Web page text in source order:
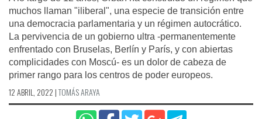
muchos llaman "iliberal", una especie de transición entre
una democracia parlamentaria y un régimen autocrático.
La pervivencia de un gobierno ultra -permanentemente
enfrentado con Bruselas, Berlín y París, y con abiertas
complicidades con Moscú- es un dolor de cabeza de
primer rango para los centros de poder europeos.
12 ABRIL, 2022 |TOMÁS ARAYA